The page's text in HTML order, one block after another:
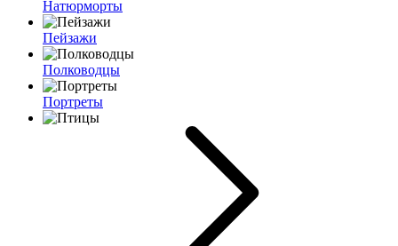
Натюрморты
Пейзажи
Полководцы
Портреты